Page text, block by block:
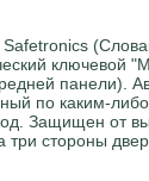
ключевой
панели).
по каким-
Защищен от
стороны